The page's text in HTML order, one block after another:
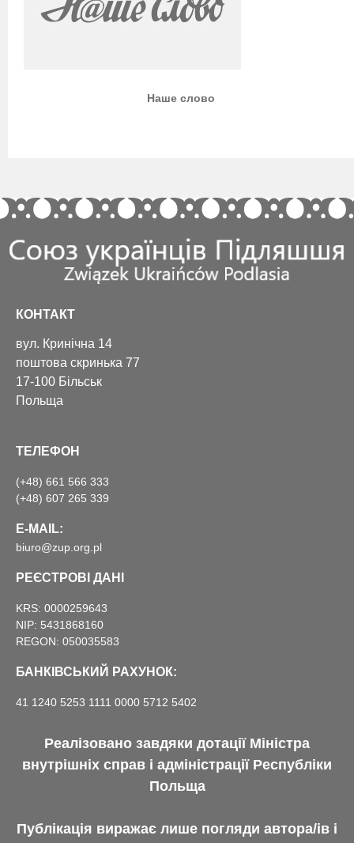
Наше слово
КОНТАКТ
вул. Кринічна 14
поштова скринька 77
17-100 Більськ
Польща
ТЕЛЕФОН
(+48) 661 566 333
(+48) 607 265 339
E-MAIL:
biuro@zup.org.pl
РЕЄСТРОВІ ДАНІ
KRS: 0000259643
NIP: 5431868160
REGON: 050035583
БАНКІВСЬКИЙ РАХУНОК:
41 1240 5253 1111 0000 5712 5402
Реалізовано завдяки дотації Міністра
внутрішніх справ і адміністрації Республіки
Польща
Публікація виражає лише погляди автора/ів і